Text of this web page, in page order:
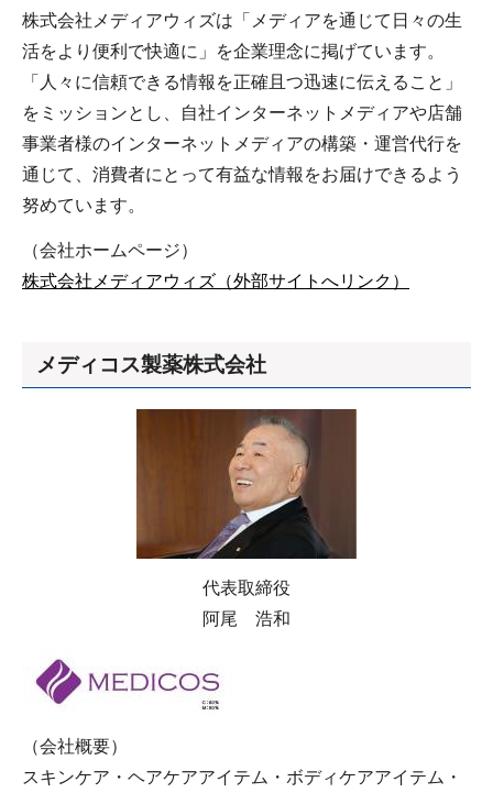
株式会社メディアウィズは「メディアを通じて日々の生
活をより便利で快適に」を企業理念に掲げています。
「人々に信頼できる情報を正確且つ迅速に伝えること」
をミッションとし、自社インターネットメディアや店舗
事業者様のインターネットメディアの構築・運営代行を
通じて、消費者にとって有益な情報をお届けできるよう
努めています。
（会社ホームページ）
株式会社メディアウィズ（外部サイトへリンク）
メディコス製薬株式会社
代表取締役
阿尾 浩和
（会社概要）
スキンケア・ヘアケアアイテム・ボディケアアイテム・